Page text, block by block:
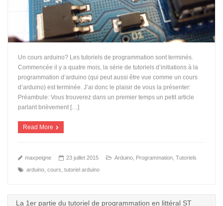
Un cours arduino? Les tutoriels de programmation sont terminés.
Commencée il y a quatre mois, la série de tutoriels d’initiations à la
programmation d’arduino (qui peut aussi être vue comme un cours
d’arduino) est terminée. J’ai donc le plaisir de vous la présenter:
Préambule: Vous trouverez dans un premier temps un petit article
parlant brièvement […]
Read More
maxpeigne 23 juillet 2015 Arduino Programmation ,Tutoriels
arduino ,cours ,tutoriel arduino
La 1er partie du tutoriel de programmation en littéral ST